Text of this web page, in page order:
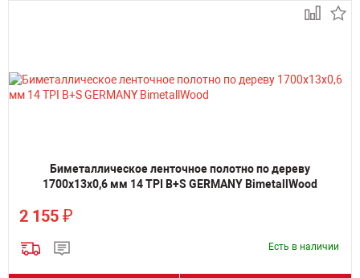
Биметаллическое ленточное полотно по дереву
1700х13х0,6 мм 14 TPI B+S GERMANY BimetallWood
2 155 ₽
Есть в наличии